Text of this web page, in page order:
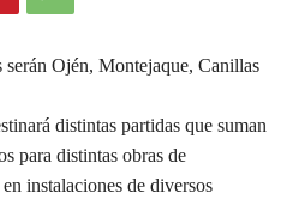
Ojén, Montejaque, Canillas
distintas partidas que suman
para distintas obras de
instalaciones de diversos